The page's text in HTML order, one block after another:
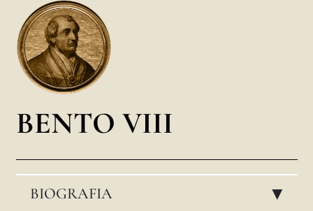
BENTO VIII
BIOGRAFIA ▸